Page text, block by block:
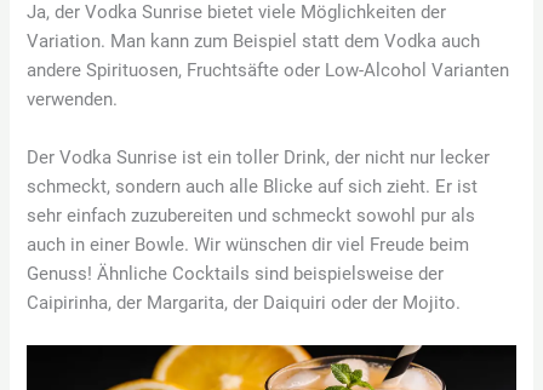
Ja, der Vodka Sunrise bietet viele Möglichkeiten der
Variation. Man kann zum Beispiel statt dem Vodka auch
andere Spirituosen, Fruchtsäfte oder Low-Alcohol Varianten
verwenden.
Der Vodka Sunrise ist ein toller Drink, der nicht nur lecker
schmeckt, sondern auch alle Blicke auf sich zieht. Er ist
sehr einfach zuzubereiten und schmeckt sowohl pur als
auch in einer Bowle. Wir wünschen dir viel Freude beim
Genuss! Ähnliche Cocktails sind beispielsweise der
Caipirinha, der Margarita, der Daiquiri oder der Mojito.